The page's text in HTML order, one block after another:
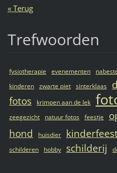
« Terug
Trefwoorden
fysiotherapie evenementen
kinderen zwarte piet sinterklaas
fotos krimpen aan de lek
zeegezicht natuur fotos feestje
hond huisdier
schilderen hobby schilderij